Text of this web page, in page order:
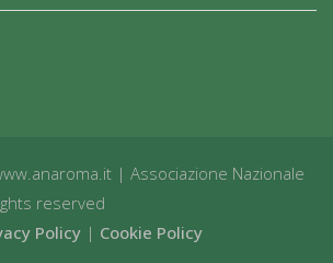
| Associazione Nazionale
reserved
Policy | Cookie Policy